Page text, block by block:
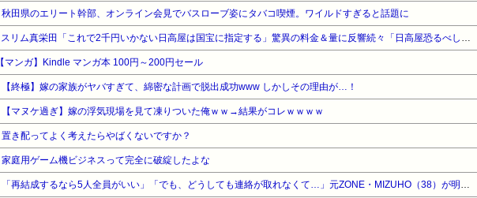
秋田県のエリート幹部、オンライン会見でバスローブ姿にタバコ喫煙。ワイルドすぎると話題に
【マンガ】Kindle マンガ本 100円～200円セール
【終極】嫁の家族がヤバすぎて、綿密な計画で脱出成功www しかしその理由が…！
【マヌケ過ぎ】嫁の浮気現場を見て凍りついた俺ｗｗ→結果がコレｗｗｗｗ
置き配ってよく考えたらやばくないですか？
家庭用ゲーム機ビジネスって完全に破綻したよな